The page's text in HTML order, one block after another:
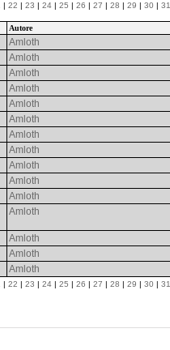
| 22 | 23 | 24 | 25 | 26 | 27 | 28 | 29 | 30 | 31
Autore
Amloth
Amloth
Amloth
Amloth
Amloth
Amloth
Amloth
Amloth
Amloth
Amloth
Amloth
Amloth
Amloth
Amloth
Amloth
| 22 | 23 | 24 | 25 | 26 | 27 | 28 | 29 | 30 | 31